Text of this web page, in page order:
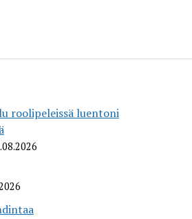
roolipeleissä luentoni